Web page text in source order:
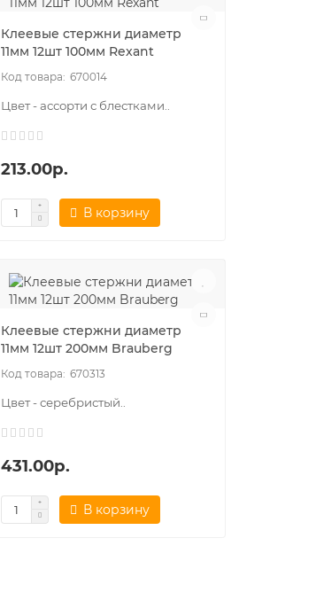
Клеевые стержни диаметр
11мм 12шт 100мм Rexant
670014
Цвет - ассорти с блестками..
213.00р.
В корзину
Клеевые стержни диаметр
11мм 12шт 200мм Brauberg
670313
Цвет - серебристый..
431.00р.
В корзину